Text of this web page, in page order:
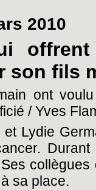
2010
son fils
ont
/ Yves
Lydie
collègues
sa place.